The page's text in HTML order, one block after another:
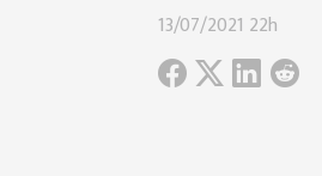
13/07/2021 22h